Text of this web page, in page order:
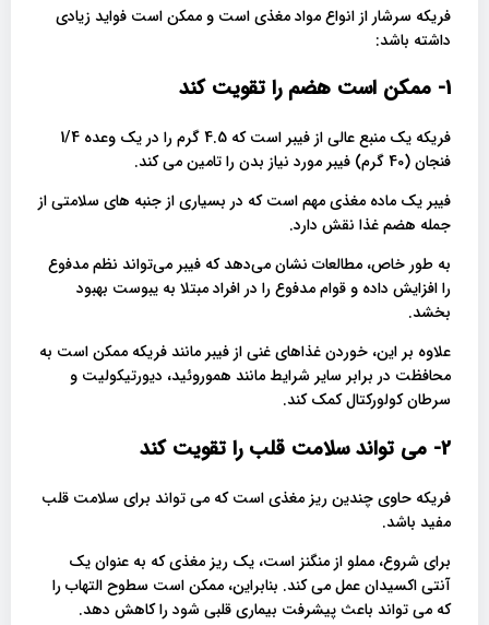
فریکه سرشار از انواع مواد مغذی است و ممکن است فواید زیادی
داشته باشد:
1- ممکن است هضم را تقویت کند
فریکه یک منبع عالی از فیبر است که 4.5 گرم را در یک وعده 1/4
فنجان (40 گرم) فیبر مورد نیاز بدن را تامین می کند.
فیبر یک ماده مغذی مهم است که در بسیاری از جنبه های سلامتی از
جمله هضم غذا نقش دارد.
به طور خاص، مطالعات نشان می‌دهد که فیبر می‌تواند نظم مدفوع
را افزایش داده و قوام مدفوع را در افراد مبتلا به یبوست بهبود
بخشد.
علاوه بر این، خوردن غذاهای غنی از فیبر مانند فریکه ممکن است به
محافظت در برابر سایر شرایط مانند هموروئید، دیورتیکولیت و
سرطان کولورکتال کمک کند.
2- می تواند سلامت قلب را تقویت کند
فریکه حاوی چندین ریز مغذی است که می تواند برای سلامت قلب
مفید باشد.
برای شروع، مملو از منگنز است، یک ریز مغذی که به عنوان یک
آنتی اکسیدان عمل می کند. بنابراین، ممکن است سطوح التهاب را
که می تواند باعث پیشرفت بیماری قلبی شود را کاهش دهد.